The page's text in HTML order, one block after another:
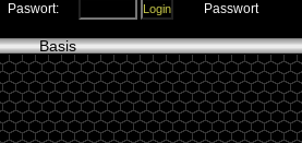
Paswort:
Passwort
Basis